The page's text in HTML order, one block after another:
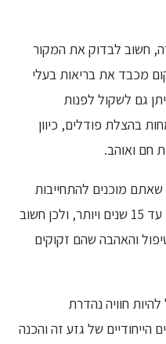
חשוב לבדוק את המקור
מכבד את בריאות בעלי
גם לשקול לפנות
בהצלת פודלים, כיוון
חם ואוהב.
מוכנים להתחייבות
ארוכת טווח. פודלים יכולים לחיות עד 15 שנים ויותר, ולכן חשוב
והאהבה שהם זקוקים
חוויה נהדרת
של גזע זה והכנה